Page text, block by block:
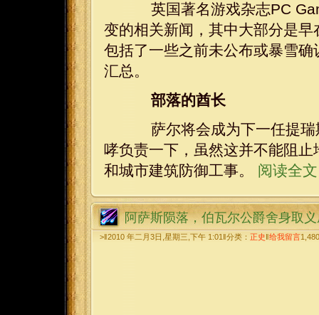
英国著名游戏杂志PC
变的相关新闻，其中大部分是
包括了一些之前未公布或暴雪
汇总。
部落的酋长
萨尔将会成为下一任提瑞
哮负责一下，虽然这并不能阻
和城市建筑防御工事。 阅读全
阿萨斯陨落，伯瓦尔公爵舍身取
>‖2010 年二月3日,星期三,下午 1:01‖分类： 正史 给我留言1,480